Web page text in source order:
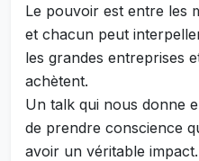
Le pouvoir est entre les
et chacun peut
les grandes entreprises
achètent.
Un talk qui nous donne
de prendre conscience
avoir un véritable impact.